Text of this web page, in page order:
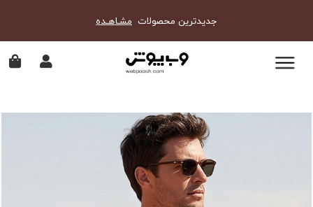
جدیدترین محصولات مشـاهـده